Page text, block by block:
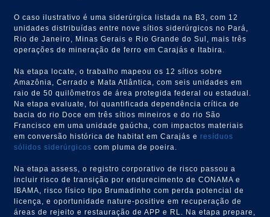
O caso ilustrativo é uma siderúrgica listada na B3, com 12
unidades distribuídas entre nove sítios siderúrgicos no Pará,
Rio de Janeiro, Minas Gerais e Rio Grande do Sul, mais três
operações de mineração de ferro em Carajás e Itabira.
Na etapa locate, o trabalho mapeou os 12 sítios sobre
Amazônia, Cerrado e Mata Atlântica, com seis unidades em
raio de 50 quilômetros de área protegida federal ou estadual.
Na etapa evaluate, foi quantificada dependência crítica de
bacia do rio Doce em três sítios mineiros e do rio São
Francisco em uma unidade gaúcha, com impactos materiais
em conversão histórica de habitat em Carajás e resíduos
sólidos siderúrgicos com pluma de poeira.
Na etapa assess, o registro corporativo de risco passou a
incluir risco de transição por endurecimento de CONAMA e
IBAMA, risco físico tipo Brumadinho com perda potencial de
licença, e oportunidade nature-positive em recuperação de
áreas de rejeito e restauração de APP e RL. Na etapa prepare,